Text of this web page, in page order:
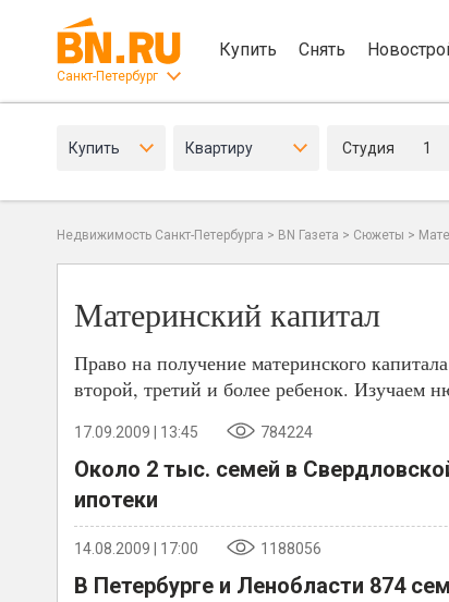
Санкт-Петербург
Купить Снять
Купить Квартиру Студия 1
Недвижимость Санкт-Петербурга > BN Газета > Сюжеты >
Материнский капитал
Право на получение материнского
второй, третий и более ребенок. Изучаем
17.09.2009 | 13:45 784224
Около 2 тыс. семей в
ипотеки
14.08.2009 | 17:00 1188056
В Петербурге и Ленобласти 874